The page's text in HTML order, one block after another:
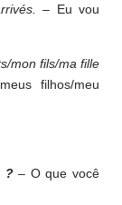
– Eu vou
mon fils/ma fille
filhos/meu
?– O que você